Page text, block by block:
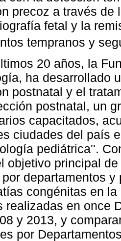
precoz a través
fetal y la
tempranos y
20 años, la
ha desarrollado
postnatal y el
postnatal, un
capacitados,
ciudades del país
pediátrica''.
objetivo principal
departamentos
congénitas en
realizadas en once
y 2013, y
por